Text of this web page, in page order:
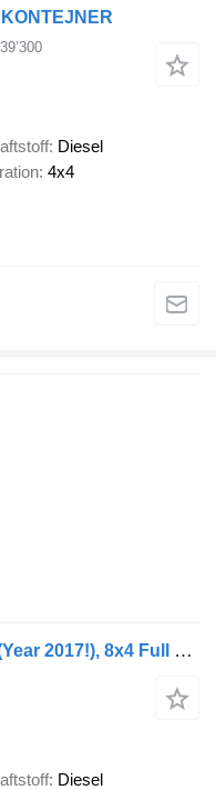
Diesel
4x4
MAN TGS 35.480 HMF 2620 K5 (Year 2017!), 8x4 Full steel, Manuel gear
Diesel